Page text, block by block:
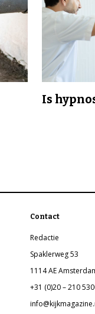
Is
Contact
Redactie
Spaklerweg 53
1114 AE
+31 (0)20 – 210